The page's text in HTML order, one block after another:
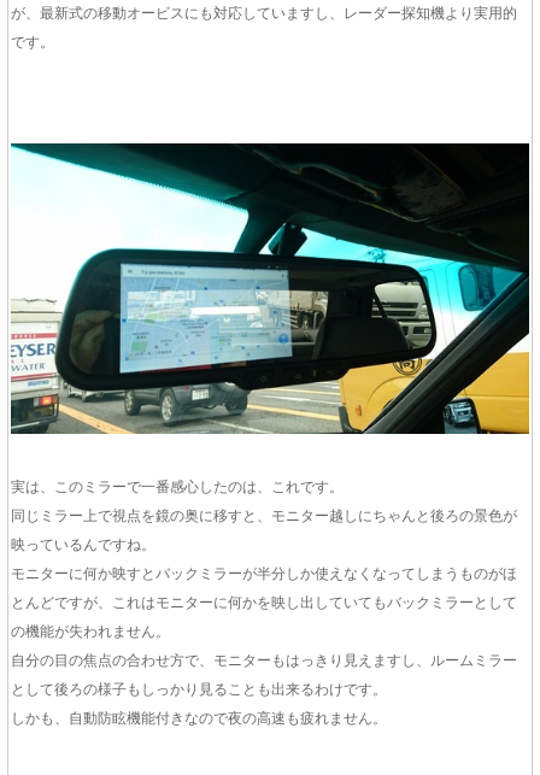
が、最新式の移動オービスにも対応していますし、レーダー探知機より実用的
です。
実は、このミラーで一番感心したのは、これです。
同じミラー上で視点を鏡の奥に移すと、モニター越しにちゃんと後ろの景色が
映っているんですね。
モニターに何か映すとバックミラーが半分しか使えなくなってしまうものがほ
とんどですが、これはモニターに何かを映し出していてもバックミラーとして
の機能が失われません。
自分の目の焦点の合わせ方で、モニターもはっきり見えますし、ルームミラー
として後ろの様子もしっかり見ることも出来るわけです。
しかも、自動防眩機能付きなので夜の高速も疲れません。